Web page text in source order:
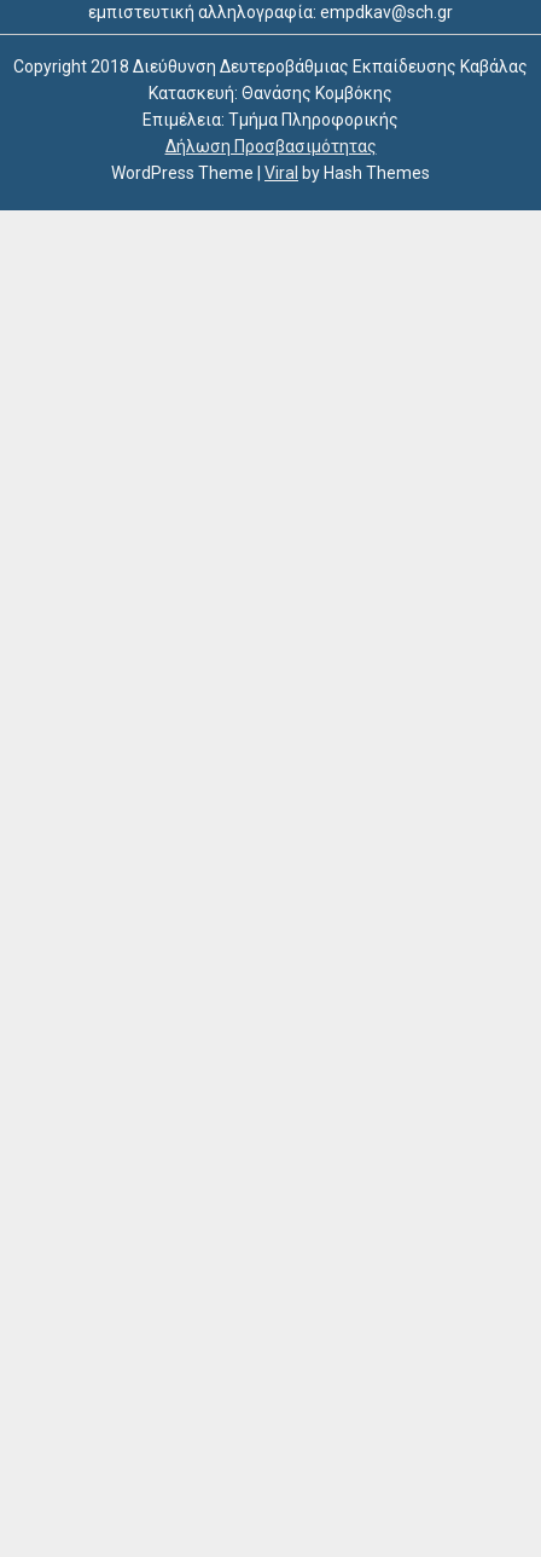
εμπιστευτική αλληλογραφία: empdkav@sch.gr
Copyright 2018 Διεύθυνση Δευτεροβάθμιας Εκπαίδευσης Καβάλας
Κατασκευή: Θανάσης Κομβόκης
Επιμέλεια: Τμήμα Πληροφορικής
Δήλωση Προσβασιμότητας
WordPress Theme
Viral by Hash Themes